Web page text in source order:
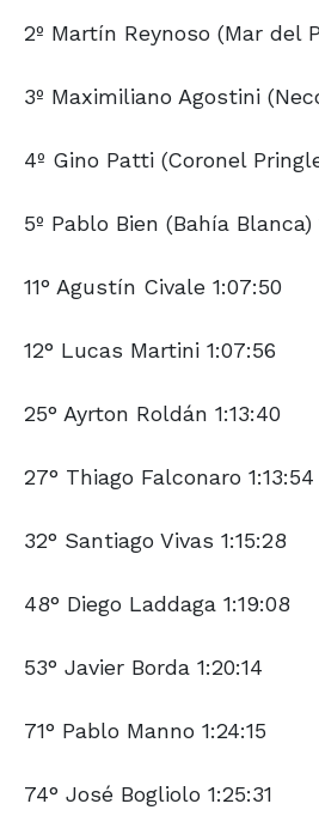
2º Martín Reynoso (Mar del
3º Maximiliano Agostini
4º Gino Patti (Coronel
5º Pablo Bien (Bahía Blanca)
11° Agustín Civale 1:07:50
12° Lucas Martini 1:07:56
25° Ayrton Roldán 1:13:40
27° Thiago Falconaro 1:13:54
32° Santiago Vivas 1:15:28
48° Diego Laddaga 1:19:08
53° Javier Borda 1:20:14
71° Pablo Manno 1:24:15
74° José Bogliolo 1:25:31